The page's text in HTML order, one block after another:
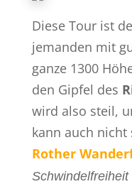
Diese Tour ist
jemanden mit
ganze 1300
den Gipfel des
wird also steil,
kann auch nicht
Rother